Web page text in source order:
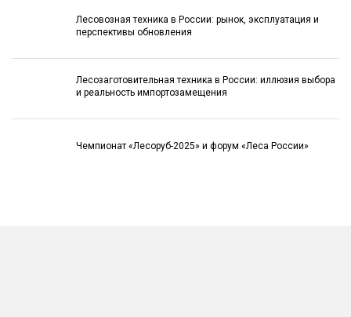
Лесовозная техника в России: рынок, эксплуатация и
перспективы обновления
Лесозаготовительная техника в России: иллюзия выбора
и реальность импортозамещения
Чемпионат «Лесоруб-2025» и форум «Леса России»